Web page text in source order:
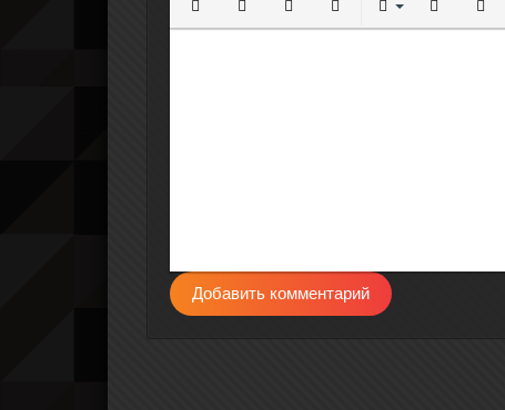
Полужирный
КурсивПодчеркнутый
ЗачеркнутыйВыравнивание
Добавить комментарий